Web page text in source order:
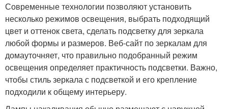
Современные технологии позволяют установить
несколько режимов освещения, выбрать подходящий
цвет и оттенок света, сделать подсветку для зеркала
любой формы и размеров. Веб-сайт по зеркалам для
домауточняет, что правильно подобранный режим
освещения определяет практичность подсветки. Важно,
чтобы стиль зеркала с подсветкой и его крепление
подходили к общему интерьеру.